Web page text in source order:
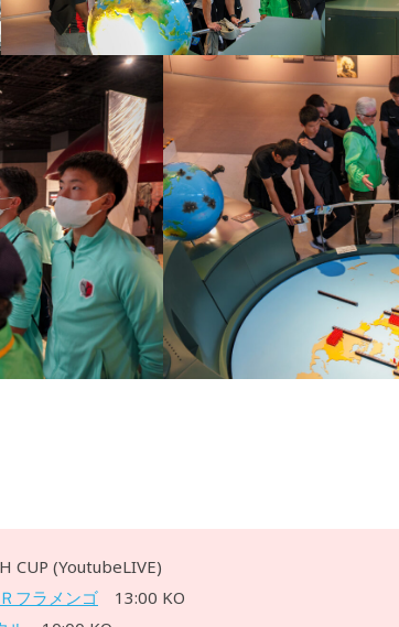
CUP (YoutubeLIVE)
フラメンゴ13:00 KO